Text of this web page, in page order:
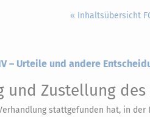
« Inhaltsübersicht
– Urteile und andere
und Zustellung
stattgefunden hat, in